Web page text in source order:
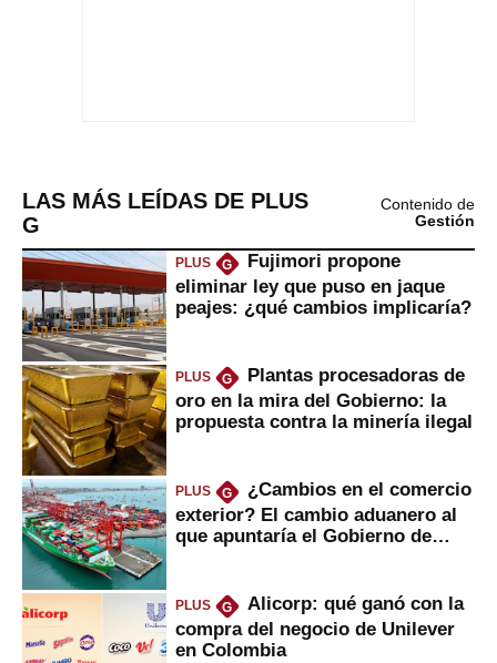
LAS MÁS LEÍDAS DE PLUS
G
Contenido de
Gestión
PLUS G
Fujimori propone
eliminar ley que puso en jaque
peajes: ¿qué cambios implicaría?
PLUS G
Plantas procesadoras de
oro en la mira del Gobierno: la
propuesta contra la minería ilegal
PLUS G
¿Cambios en el comercio
exterior? El cambio aduanero al
que apuntaría el Gobierno de
PLUS G
Alicorp: qué ganó con la
compra del negocio de Unilever
en Colombia